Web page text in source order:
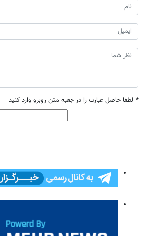
* لطفا حاصل عبارت را در جعبه متن روبرو وارد کنید